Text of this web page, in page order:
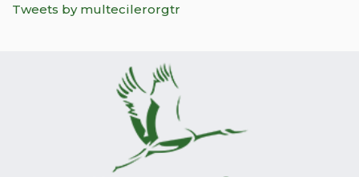
Tweets by multecilerorgtr